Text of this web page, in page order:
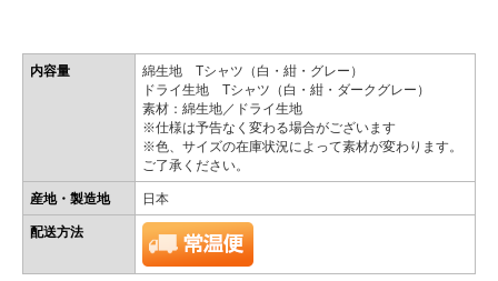
内容量
綿生地 Tシャツ（白・紺・グレー）
ドライ生地 Tシャツ（白・紺・ダークグレー）
素材：綿生地／ドライ生地
※仕様は予告なく変わる場合がございます
※色、サイズの在庫状況によって素材が変わります。
ご了承ください。
産地・製造地 日本
配送方法